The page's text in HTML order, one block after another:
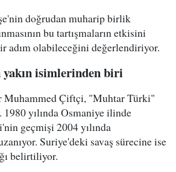
doğrudan muharip birlik
bu tartışmaların etkisini
adım olabileceğini değerlendiriyor.
yakın isimlerinden biri
Muhammed Çiftçi, "Muhtar Türki"
1980 yılında Osmaniye ilinde
geçmişi 2004 yılında
Suriye'deki savaş sürecine ise
belirtiliyor.